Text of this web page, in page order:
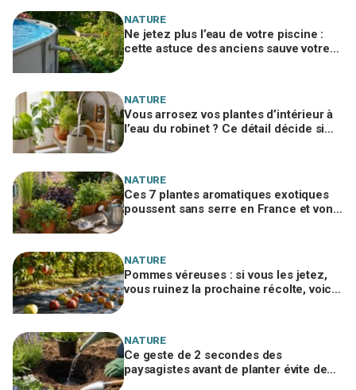
NATURE
Ne jetez plus l’eau de votre piscine :
cette astuce des anciens sauve votre
NATURE
Vous arrosez vos plantes d’intérieur à
l’eau du robinet ? Ce détail décide si
NATURE
Ces 7 plantes aromatiques exotiques
poussent sans serre en France et vont
NATURE
Pommes véreuses : si vous les jetez,
vous ruinez la prochaine récolte, voici
NATURE
Ce geste de 2 secondes des
paysagistes avant de planter évite de